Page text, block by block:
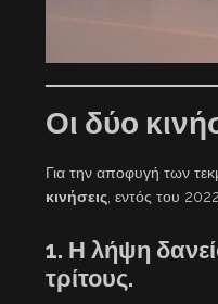
Οι δύο
Για την αποφυγή των
κινήσεις, εντός του
1. Η λήψη
τρίτους.